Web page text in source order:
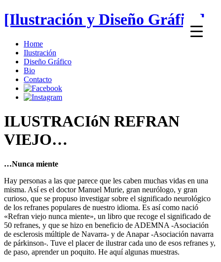
[Ilustración y Diseño Gráfico]
Home
Ilustración
Diseño Gráfico
Bio
Contacto
ILUSTRACIóN REFRAN
VIEJO…
…Nunca miente
Hay personas a las que parece que les caben muchas vidas en una
misma. Así es el doctor Manuel Murie, gran neurólogo, y gran
curioso, que se propuso investigar sobre el significado neurológico
de los refranes populares de nuestro idioma. Es así como nació
«Refran viejo nunca miente», un libro que recoge el significado de
50 refranes, y que se hizo en beneficio de ADEMNA -Asociación
de esclerosis múltiple de Navarra- y de Anapar -Asociación navarra
de párkinson-. Tuve el placer de ilustrar cada uno de esos refranes y,
de paso, aprender un poquito. He aquí algunas muestras.